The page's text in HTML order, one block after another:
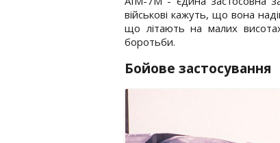
військові кажуть, що вона
що літають на малих
боротьби.
Бойове застосування